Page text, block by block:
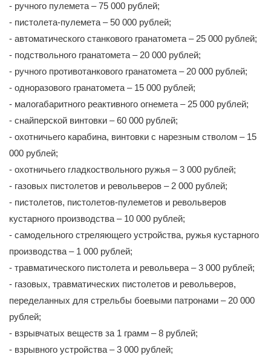
- ручного пулемета – 75 000 рублей;
- пистолета-пулемета – 50 000 рублей;
- автоматического станкового гранатомета – 25 000 рублей;
- подствольного гранатомета – 20 000 рублей;
- ручного противотанкового гранатомета – 20 000 рублей;
- одноразового гранатомета – 15 000 рублей;
- малогабаритного реактивного огнемета – 25 000 рублей;
- снайперской винтовки – 60 000 рублей;
- охотничьего карабина, винтовки с нарезным стволом – 15
000 рублей;
- охотничьего гладкоствольного ружья – 3 000 рублей;
- газовых пистолетов и револьверов – 2 000 рублей;
- пистолетов, пистолетов-пулеметов и револьверов
кустарного производства – 10 000 рублей;
- самодельного стреляющего устройства, ружья кустарного
производства – 1 000 рублей;
- травматического пистолета и револьвера – 3 000 рублей;
- газовых, травматических пистолетов и револьверов,
переделанных для стрельбы боевыми патронами – 20 000
рублей;
- взрывчатых веществ за 1 грамм – 8 рублей;
- взрывного устройства – 3 000 рублей;